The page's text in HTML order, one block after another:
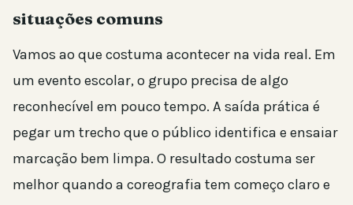
situações comuns
Vamos ao que costuma acontecer na vida real. Em
um evento escolar, o grupo precisa de algo
reconhecível em pouco tempo. A saída prática é
pegar um trecho que o público identifica e ensaiar
marcação bem limpa. O resultado costuma ser
melhor quando a coreografia tem começo claro e